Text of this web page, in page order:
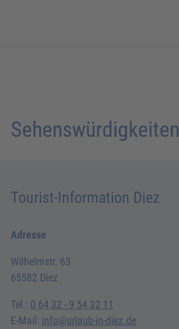
Sehenswürdigkeiten
Tourist-Information Diez
Adresse
Wilhelmstr. 63
65582 Diez
Tel.: 0 64 32 - 9 54 32 11
E-Mail: info@urlaub-in-diez.de